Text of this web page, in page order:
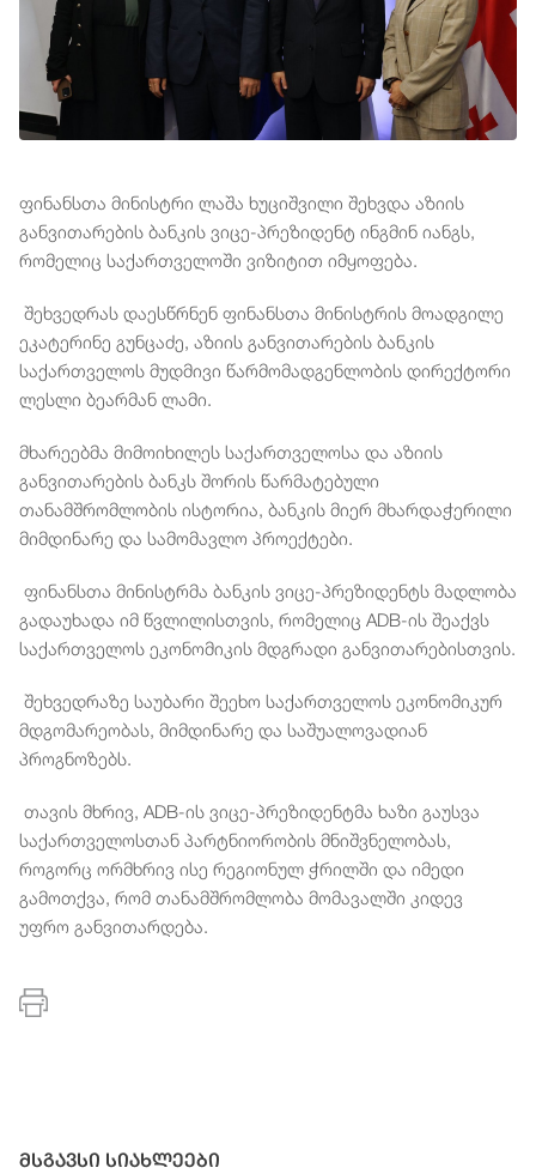
ფინანსთა მინისტრი ლაშა ხუციშვილი შეხვდა აზიის
განვითარების ბანკის ვიცე-პრეზიდენტ ინგმინ იანგს,
რომელიც საქართველოში ვიზიტით იმყოფება.
შეხვედრას დაესწრნენ ფინანსთა მინისტრის მოადგილე
ეკატერინე გუნცაძე, აზიის განვითარების ბანკის
საქართველოს მუდმივი წარმომადგენლობის დირექტორი
ლესლი ბეარმან ლამი.
მხარეებმა მიმოიხილეს საქართველოსა და აზიის
განვითარების ბანკს შორის წარმატებული
თანამშრომლობის ისტორია, ბანკის მიერ მხარდაჭერილი
მიმდინარე და სამომავლო პროექტები.
ფინანსთა მინისტრმა ბანკის ვიცე-პრეზიდენტს მადლობა
გადაუხადა იმ წვლილისთვის, რომელიც ADB-ის შეაქვს
საქართველოს ეკონომიკის მდგრადი განვითარებისთვის.
შეხვედრაზე საუბარი შეეხო საქართველოს ეკონომიკურ
მდგომარეობას, მიმდინარე და საშუალოვადიან
პროგნოზებს.
თავის მხრივ, ADB-ის ვიცე-პრეზიდენტმა ხაზი გაუსვა
საქართველოსთან პარტნიორობის მნიშვნელობას,
როგორც ორმხრივ ისე რეგიონულ ჭრილში და იმედი
გამოთქვა, რომ თანამშრომლობა მომავალში კიდევ
უფრო განვითარდება.
მსგავსი სიახლეები